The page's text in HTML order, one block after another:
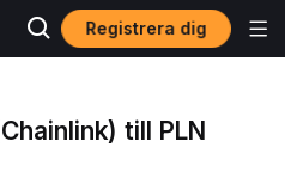
Registrera dig
till PLN